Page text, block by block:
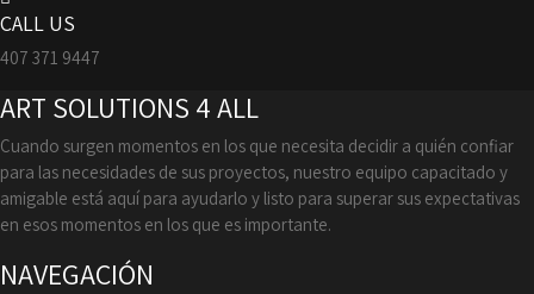
CALL US
407 371 9447
ART SOLUTIONS 4 ALL
Cuando surgen momentos en los que necesita decidir a quién confiar
para las necesidades de sus proyectos, nuestro equipo capacitado y
amigable está aquí para ayudarlo y listo para superar sus expectativas
en esos momentos en los que es importante.
NAVEGACIÓN